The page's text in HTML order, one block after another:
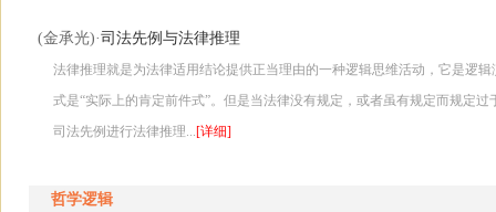
(金承光)·司法先例与法律推理
法律推理就是为法律适用结论提供正当理由的一种逻辑思维活动，它是逻
式是“实际上的肯定前件式”。但是当法律没有规定，或者虽有规定而规定
司法先例进行法律推理...[详细]
哲学逻辑